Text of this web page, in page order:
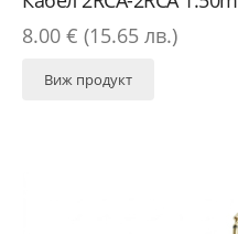
8.00 € (15.65 лв.)
Виж продукт